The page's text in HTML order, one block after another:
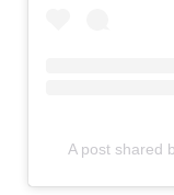
A post shared